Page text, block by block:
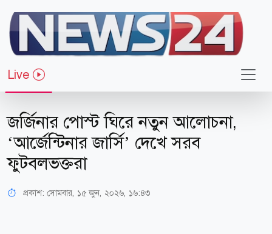
Live
খেলাধুলা
জর্জিনার পোস্ট ঘিরে নতুন আলোচনা,
‘আর্জেন্টিনার জার্সি’ দেখে সরব
ফুটবলভক্তরা
প্রকাশ: সোমবার, ১৫ জুন, ২০২৬, ১৬:৪৩